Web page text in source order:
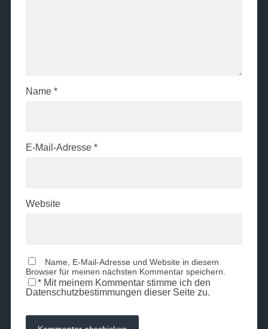
Name *
E-Mail-Adresse *
Website
Name, E-Mail-Adresse und Website in diesem
Browser für meinen nächsten Kommentar speichern.
*Mit meinem Kommentar stimme ich den
Datenschutzbestimmungen dieser Seite zu.